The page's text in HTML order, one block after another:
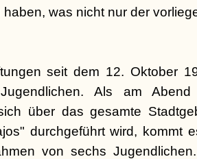
haben, was nicht nur der
seit dem 12. Oktober
Als am
über das gesamte
durchgeführt wird, kommt
von sechs